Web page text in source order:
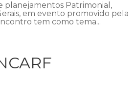
planejamentos Patrimonial,
em evento promovido pela
tem como tema...